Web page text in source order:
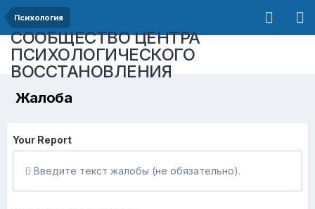
Психология
СООБЩЕСТВО ЦЕНТРА
ПСИХОЛОГИЧЕСКОГО
ВОССТАНОВЛЕНИЯ
Жалоба
Your Report
Введите текст жалобы (не обязательно).